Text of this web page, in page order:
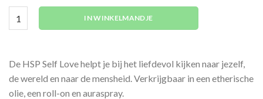
IN WINKELMANDJE
De HSP Self Love helpt je bij het liefdevol kijken naar jezelf,
de wereld en naar de mensheid. Verkrijgbaar in een etherische
olie, een roll-on en auraspray.